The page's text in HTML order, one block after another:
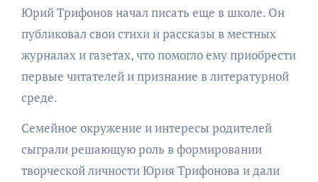
Юрий Трифонов начал писать еще в школе. Он
публиковал свои стихи и рассказы в местных
журналах и газетах, что помогло ему приобрести
первые читателей и признание в литературной
среде.
Семейное окружение и интересы родителей
сыграли решающую роль в формировании
творческой личности Юрия Трифонова и дали